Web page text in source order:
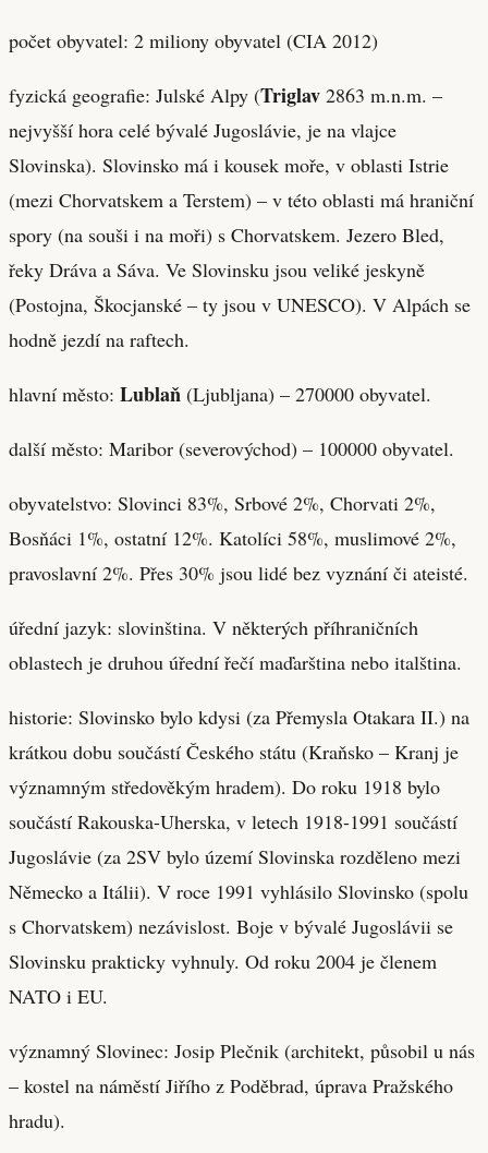
počet obyvatel: 2 miliony obyvatel (CIA 2012)
fyzická geografie: Julské Alpy (Triglav 2863 m.n.m. –
nejvyšší hora celé bývalé Jugoslávie, je na vlajce
Slovinska). Slovinsko má i kousek moře, v oblasti Istrie
(mezi Chorvatskem a Terstem) – v této oblasti má hraniční
spory (na souši i na moři) s Chorvatskem. Jezero Bled,
řeky Dráva a Sáva. Ve Slovinsku jsou veliké jeskyně
(Postojna, Škocjanské – ty jsou v UNESCO). V Alpách se
hodně jezdí na raftech.
hlavní město: Lublaň (Ljubljana) – 270000 obyvatel.
další město: Maribor (severovýchod) – 100000 obyvatel.
obyvatelstvo: Slovinci 83%, Srbové 2%, Chorvati 2%,
Bosňáci 1%, ostatní 12%. Katolíci 58%, muslimové 2%,
pravoslavní 2%. Přes 30% jsou lidé bez vyznání či ateisté.
úřední jazyk: slovinština. V některých příhraničních
oblastech je druhou úřední řečí maďarština nebo italština.
historie: Slovinsko bylo kdysi (za Přemysla Otakara II.) na
krátkou dobu součástí Českého státu (Kraňsko – Kranj je
významným středověkým hradem). Do roku 1918 bylo
součástí Rakouska-Uherska, v letech 1918-1991 součástí
Jugoslávie (za 2SV bylo území Slovinska rozděleno mezi
Německo a Itálii). V roce 1991 vyhlásilo Slovinsko (spolu
s Chorvatskem) nezávislost. Boje v bývalé Jugoslávii se
Slovinsku prakticky vyhnuly. Od roku 2004 je členem
NATO i EU.
významný Slovinec: Josip Plečnik (architekt, působil u nás
– kostel na náměstí Jiřího z Poděbrad, úprava Pražského
hradu).